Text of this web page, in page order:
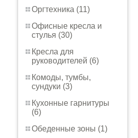
Оргтехника (11)
Офисные кресла и
стулья (30)
Кресла для
руководителей (6)
Комоды, тумбы,
сундуки (3)
Кухонные гарнитуры
(6)
Обеденные зоны (1)